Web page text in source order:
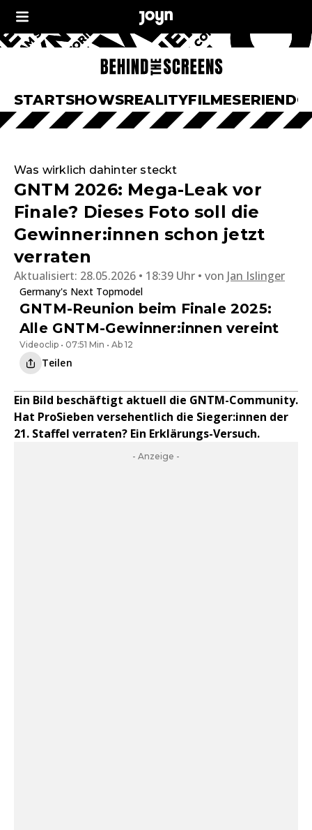
STARTSHOWSREALITYFILMESERIEN
Was wirklich dahinter steckt
GNTM 2026: Mega-Leak vor
Finale? Dieses Foto soll die
Gewinner:innen schon jetzt
verraten
Aktualisiert: 28.05.2026 • 18:39 Uhr von Jan Islinger
Germany's Next Topmodel
GNTM-Reunion beim Finale 2025:
Alle GNTM-Gewinner:innen vereint
Videoclip • 07:51 Min • Ab 12
Teilen
Ein Bild beschäftigt aktuell die GNTM-Community.
Hat ProSieben versehentlich die Sieger:innen der
21. Staffel verraten? Ein Erklärungs-Versuch.
- Anzeige -